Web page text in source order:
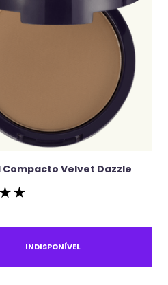
Compacto Velvet Dazzle
★★
INDISPONÍVEL